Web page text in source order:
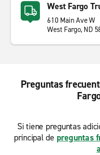
West Fargo
610 Main Ave W
West Fargo, ND
Preguntas
Si tiene preguntas
principal de preguntas